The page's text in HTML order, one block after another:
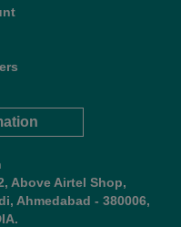
Above Airtel Shop,
Ahmedabad - 380006,